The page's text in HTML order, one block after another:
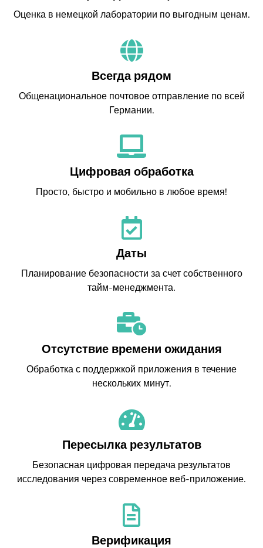
Оценка в немецкой лаборатории по выгодным ценам.
Всегда рядом
Общенациональное почтовое отправление по всей
Германии.
Цифровая обработка
Просто, быстро и мобильно в любое время!
Даты
Планирование безопасности за счет собственного
тайм-менеджмента.
Отсутствие времени ожидания
Обработка с поддержкой приложения в течение
нескольких минут.
Пересылка результатов
Безопасная цифровая передача результатов
исследования через современное веб-приложение.
Верификация